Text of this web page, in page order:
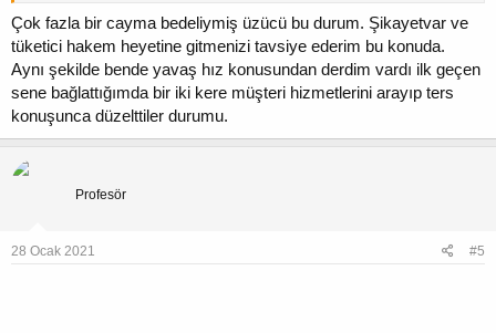
Çok fazla bir cayma bedeliymiş üzücü bu durum. Şikayetvar ve
tüketici hakem heyetine gitmenizi tavsiye ederim bu konuda.
Aynı şekilde bende yavaş hız konusundan derdim vardı ilk geçen
sene bağlattığımda bir iki kere müşteri hizmetlerini arayıp ters
konuşunca düzelttiler durumu.
Profesör
28 Ocak 2021 #5